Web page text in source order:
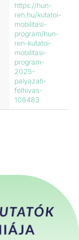
https://hun-
ren.hu/kutatoi-
mobilitasi-
program/hun-
ren-kutatoi-
mobilitasi-
program-
2025-
palyazati-
felhivas-
108483